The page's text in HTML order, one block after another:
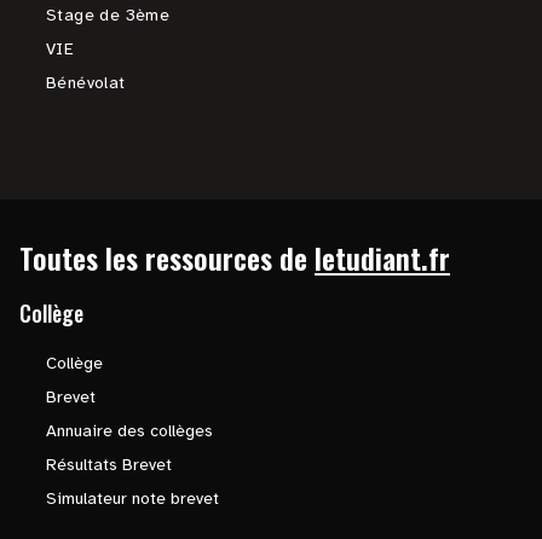
Stage de 3ème
VIE
Bénévolat
Toutes les ressources de letudiant.fr
Collège
Collège
Brevet
Annuaire des collèges
Résultats Brevet
Simulateur note brevet